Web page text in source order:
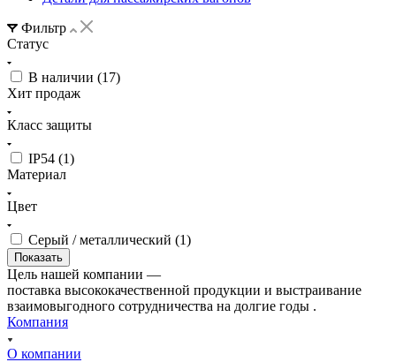
Фильтр
Статус
В наличии (17)
Хит продаж
Класс защиты
IP54 (1)
Материал
Цвет
Серый / металлический (1)
Цель нашей компании —
поставка высококачественной продукции и выстраивание
взаимовыгодного сотрудничества на долгие годы .
Компания
О компании